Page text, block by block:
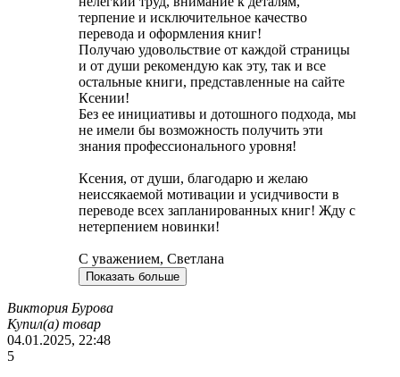
терпение и исключительное качество
перевода и оформления книг!
Получаю удовольствие от каждой страницы
и от души рекомендую как эту, так и все
остальные книги, представленные на сайте
Ксении!
Без ее инициативы и дотошного подхода, мы
не имели бы возможность получить эти
знания профессионального уровня!
Ксения, от души, благодарю и желаю
неиссякаемой мотивации и усидчивости в
переводе всех запланированных книг! Жду с
нетерпением новинки!
С уважением, Светлана
Показать больше
Виктория Бурова
Купил(а) товар
04.01.2025, 22:48
5